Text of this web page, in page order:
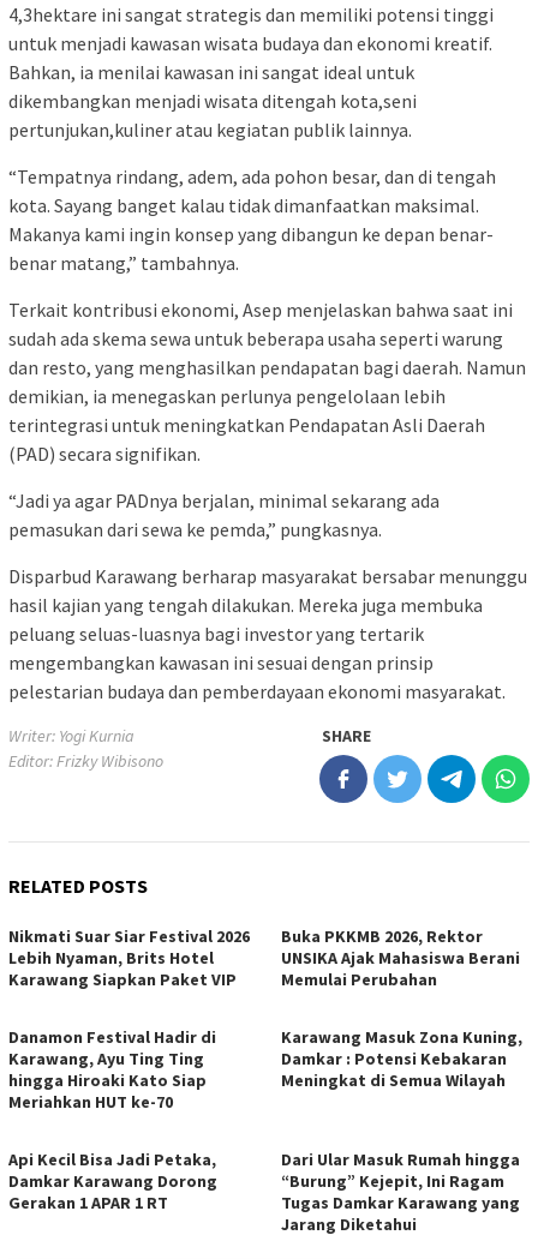
4,3hektare ini sangat strategis dan memiliki potensi tinggi
untuk menjadi kawasan wisata budaya dan ekonomi kreatif.
Bahkan, ia menilai kawasan ini sangat ideal untuk
dikembangkan menjadi wisata ditengah kota,seni
pertunjukan,kuliner atau kegiatan publik lainnya.
“Tempatnya rindang, adem, ada pohon besar, dan di tengah
kota. Sayang banget kalau tidak dimanfaatkan maksimal.
Makanya kami ingin konsep yang dibangun ke depan benar-
benar matang,” tambahnya.
Terkait kontribusi ekonomi, Asep menjelaskan bahwa saat ini
sudah ada skema sewa untuk beberapa usaha seperti warung
dan resto, yang menghasilkan pendapatan bagi daerah. Namun
demikian, ia menegaskan perlunya pengelolaan lebih
terintegrasi untuk meningkatkan Pendapatan Asli Daerah
(PAD) secara signifikan.
“Jadi ya agar PADnya berjalan, minimal sekarang ada
pemasukan dari sewa ke pemda,” pungkasnya.
Disparbud Karawang berharap masyarakat bersabar menunggu
hasil kajian yang tengah dilakukan. Mereka juga membuka
peluang seluas-luasnya bagi investor yang tertarik
mengembangkan kawasan ini sesuai dengan prinsip
pelestarian budaya dan pemberdayaan ekonomi masyarakat.
Writer: Yogi Kurnia
Editor: Frizky Wibisono
SHARE
RELATED POSTS
Nikmati Suar Siar Festival 2026
Lebih Nyaman, Brits Hotel
Karawang Siapkan Paket VIP
Buka PKKMB 2026, Rektor
UNSIKA Ajak Mahasiswa Berani
Memulai Perubahan
Danamon Festival Hadir di
Karawang, Ayu Ting Ting
hingga Hiroaki Kato Siap
Meriahkan HUT ke-70
Karawang Masuk Zona Kuning,
Damkar : Potensi Kebakaran
Meningkat di Semua Wilayah
Api Kecil Bisa Jadi Petaka,
Damkar Karawang Dorong
Gerakan 1 APAR 1 RT
Dari Ular Masuk Rumah hingga
“Burung” Kejepit, Ini Ragam
Tugas Damkar Karawang yang
Jarang Diketahui